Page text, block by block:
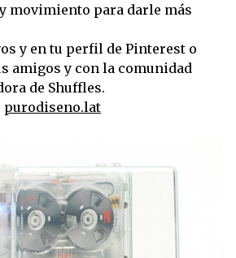
movimiento para darle más
y en tu perfil de Pinterest o
amigos y con la comunidad
de Shuffles.
purodiseno.lat